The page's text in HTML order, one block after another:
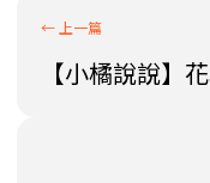
【小橘說說】